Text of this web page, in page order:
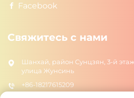
Facebook
Свяжитесь с нами
Шанхай, район Сунцзян, 3-й
улица Жунсинь
+86-18217615209